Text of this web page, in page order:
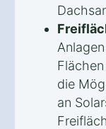
die
an